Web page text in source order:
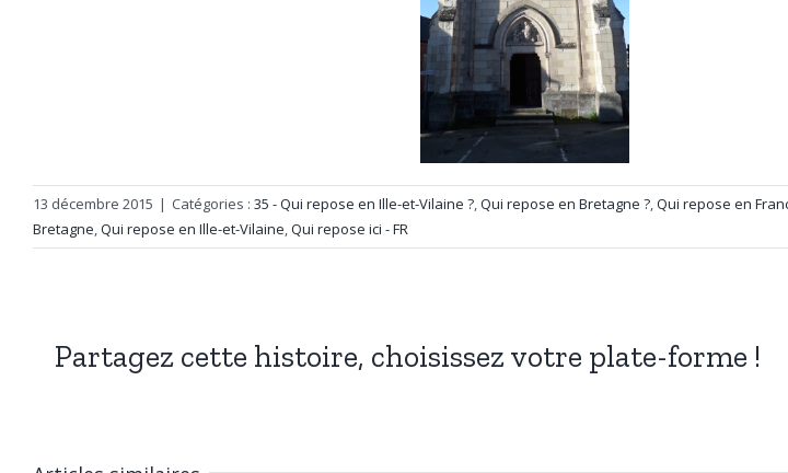
13 décembre 2015 | Catégories : 35 - Qui repose en Ille-et-Vilaine ?,Qui repose en Bretagne ?,Qui repose en
Bretagne,Qui repose en Ille-et-Vilaine,Qui repose ici - FR
Partagez cette histoire, choisissez votre plate-forme !